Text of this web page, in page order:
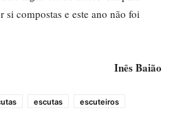
si compostas e este ano não foi
Inês Baião
escutas
escuteiros